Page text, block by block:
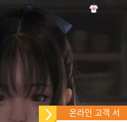
온라인 고객 서